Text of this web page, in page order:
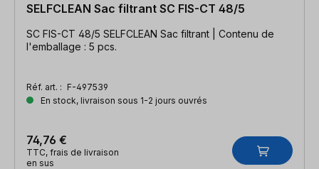
SELFCLEAN Sac filtrant SC FIS-CT 48/5
SC FIS-CT 48/5 SELFCLEAN Sac filtrant | Contenu de
l'emballage : 5 pcs.
Réf. art. : F-497539
En stock, livraison sous 1-2 jours ouvrés
74,76 €
TTC, frais de livraison
en sus